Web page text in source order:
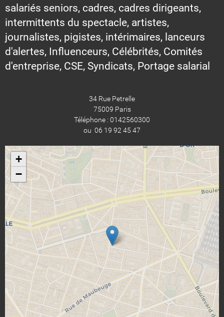
salariés seniors, cadres, cadres dirigeants,
intermittents du spectacle, artistes,
journalistes, pigistes, intérimaires, lanceurs
d'alertes, Influenceurs, Célébrités, Comités
d'entreprise, CSE, Syndicats, Portage salarial
34 Rue Petrelle
75009 Paris
Téléphone : 0142560300
ou 06 19 92 45 47
+
−